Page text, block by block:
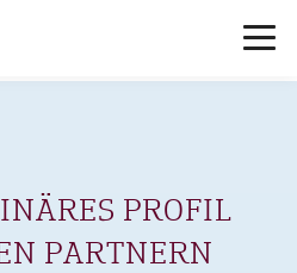
PROFIL
PARTNERN